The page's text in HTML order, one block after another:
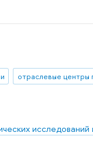
исследований